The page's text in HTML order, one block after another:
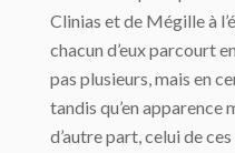
Clinias et de Mégille à
chacun d’eux parcourt
pas plusieurs, mais en
tandis qu’en
d’autre part, celui de